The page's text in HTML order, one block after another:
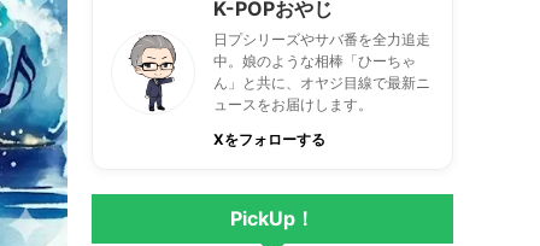
K-POPおやじ
日プシリーズやサバ番を全力追走
中。娘のような相棒「ひーちゃ
ん」と共に、オヤジ目線で最新ニ
ュースをお届けします。
Xをフォローする
PickUp！